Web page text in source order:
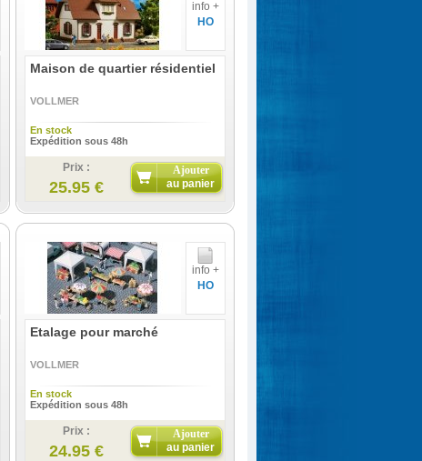
info +
HO
Maison de quartier résidentiel
VOLLMER
En stock
Expédition sous 48h
Prix :
25.95 €
Ajouter
au panier
info +
HO
Etalage pour marché
VOLLMER
En stock
Expédition sous 48h
Prix :
24.95 €
Ajouter
au panier